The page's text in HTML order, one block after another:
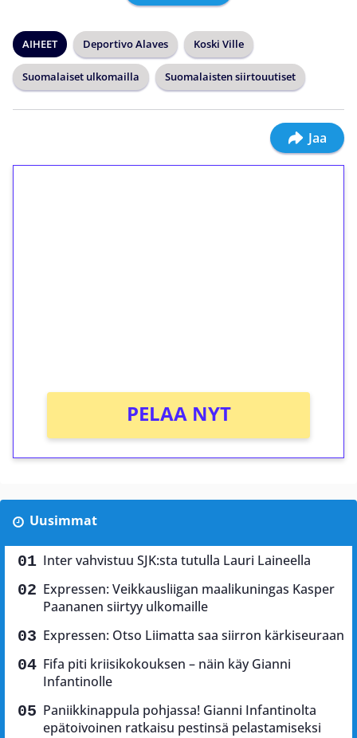
AIHEET Deportivo Alaves Koski Ville
Suomalaiset ulkomailla Suomalaisten siirtouutiset
Jaa
PELAA NYT
Uusimmat
Inter vahvistuu SJK:sta tutulla Lauri Laineella
Expressen: Veikkausliigan maalikuningas Kasper
Paananen siirtyy ulkomaille
Expressen: Otso Liimatta saa siirron kärkiseuraan
Fifa piti kriisikokouksen – näin käy Gianni
Infantinolle
Paniikkinappula pohjassa! Gianni Infantinolta
epätoivoinen ratkaisu pestinsä pelastamiseksi